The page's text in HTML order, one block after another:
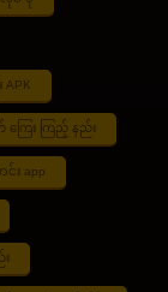
APK
ကြေး ကြည့် နည်း
င်း app
း